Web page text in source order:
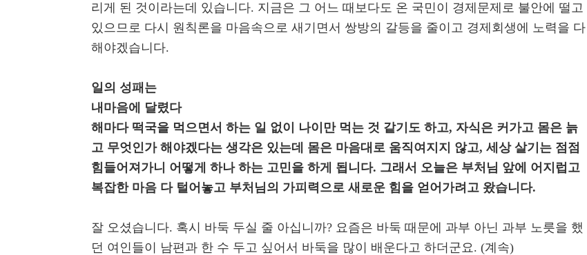
리게 된 것이라는데 있습니다. 지금은 그 어느 때보다도 온 국민이 경제문제로 불안에 떨고
있으므로 다시 원칙론을 마음속으로 새기면서 쌍방의 갈등을 줄이고 경제회생에 노력을 다
해야겠습니다.
일의 성패는
내마음에 달렸다
해마다 떡국을 먹으면서 하는 일 없이 나이만 먹는 것 같기도 하고, 자식은 커가고 몸은 늙
고 무엇인가 해야겠다는 생각은 있는데 몸은 마음대로 움직여지지 않고, 세상 살기는 점점
힘들어져가니 어떻게 하나 하는 고민을 하게 됩니다. 그래서 오늘은 부처님 앞에 어지럽고
복잡한 마음 다 털어놓고 부처님의 가피력으로 새로운 힘을 얻어가려고 왔습니다.
잘 오셨습니다. 혹시 바둑 두실 줄 아십니까? 요즘은 바둑 때문에 과부 아닌 과부 노릇을 했
던 여인들이 남편과 한 수 두고 싶어서 바둑을 많이 배운다고 하더군요. (계속)